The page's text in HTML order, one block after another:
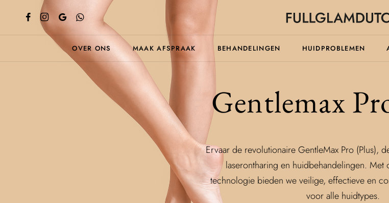
OVER ONS MAAK AFSPRAAK BEHANDELINGEN HUIDPROBLEMEN
Gentlemax
Ervaar de revolutionaire GentleMax Pro (Plus),
laserontharing en huidbehandelingen. Met
technologie bieden we veilige, effectieve en
voor alle huidtypes.